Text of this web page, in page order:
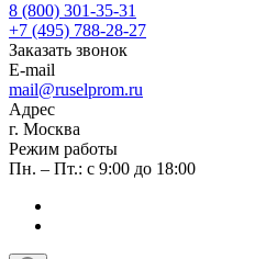
8 (800) 301-35-31
+7 (495) 788-28-27
Заказать звонок
E-mail
mail@ruselprom.ru
Адрес
г. Москва
Режим работы
Пн. – Пт.: с 9:00 до 18:00